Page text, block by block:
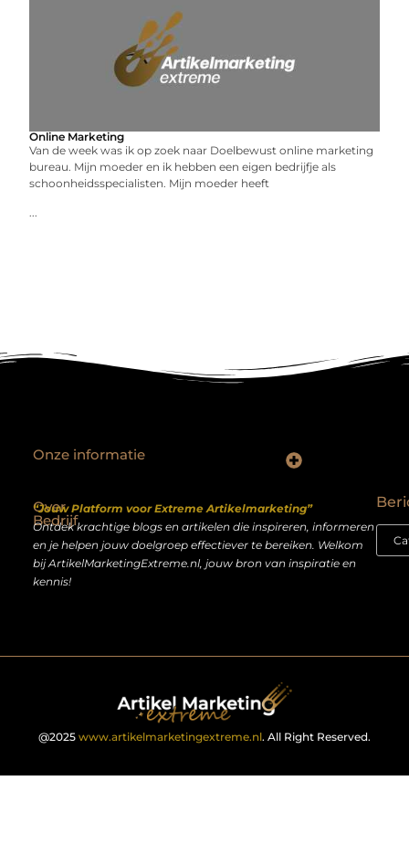
Online Marketing
Van de week was ik op zoek naar Doelbewust online marketing
bureau. Mijn moeder en ik hebben een eigen bedrijfje als
schoonheidsspecialisten. Mijn moeder heeft
...
Over
Bedrijf
“Jouw Platform voor Extreme Artikelmarketing”
Ontdek krachtige blogs en artikelen die inspireren, informeren
en je helpen jouw doelgroep effectiever te bereiken. Welkom
bij ArtikelMarketingExtreme.nl, jouw bron van inspiratie en
kennis!
Onze informatie
@2025 www.artikelmarketingextreme.nl. All Right Reserved.